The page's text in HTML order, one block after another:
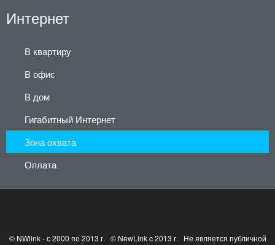
Интернет
В квартиру
В офис
В дом
Гигабитный Интернет
Зона охвата
Оплата
© NWlink - с 2000 по 2013 г. © NewLink c 2013 г. Не является публичной